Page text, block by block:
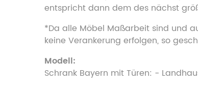
entspricht dann dem des nächst
*Da alle Möbel Maßarbeit sind und
keine Verankerung erfolgen, so
Modell:
Schrank Bayern mit Türen: -